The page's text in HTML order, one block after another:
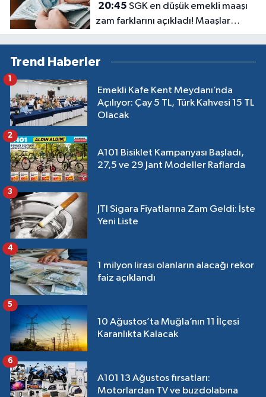
20:45
zam farklarını açıkladı! Maaşlar
hesaplara yattı
Trend Haberler
Emekli Kafe Kent Meydanı’nda
Açılıyor: Çay 5 TL, Türk Kahvesi 15 TL
Olacak
A101 Bisiklet Kampanyası Başladı,
27,5 ve 29 Jant Modeller Raflarda
2
JTI Sigara Fiyatlarına Zam Geldi: İşte
Yeni Liste
3
1 milyon lirası olanların alacağı rekor
faiz açıklandı
4
10 Ağustos’ta Muğla’nın 11 İlçesi
Karanlıkta Kalacak
5
A101 13 Ağustos fırsatları:
Motorlardan TV ve buzdolabına
6